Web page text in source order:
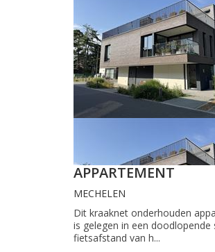
APPARTEMENT
MECHELEN
Dit kraaknet onderhouden
is gelegen in een doodlopende
fietsafstand van h...